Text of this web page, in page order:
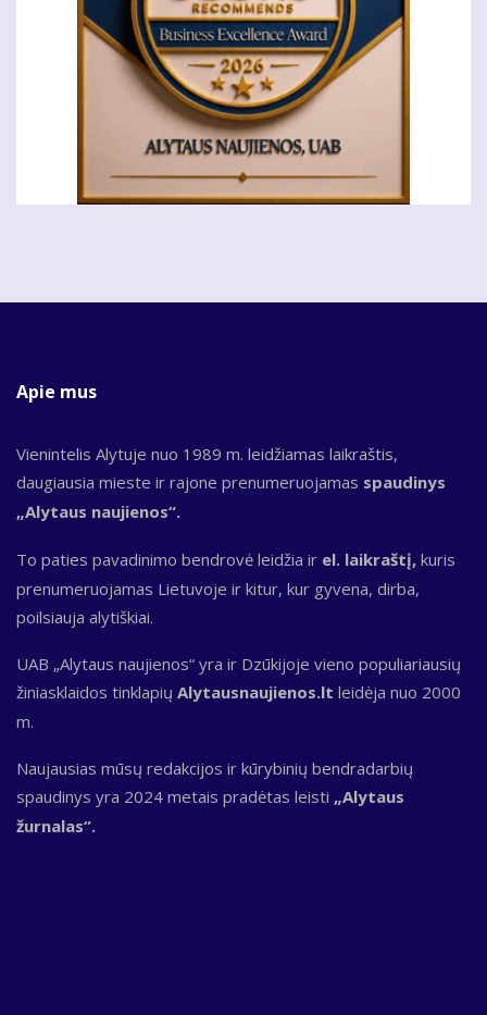
Apie mus
Vienintelis Alytuje nuo 1989 m. leidžiamas laikraštis,
daugiausia mieste ir rajone prenumeruojamas spaudinys
„Alytaus naujienos“.
To paties pavadinimo bendrovė leidžia ir el. laikraštį, kuris
prenumeruojamas Lietuvoje ir kitur, kur gyvena, dirba,
poilsiauja alytiškiai.
UAB „Alytaus naujienos“ yra ir Dzūkijoje vieno populiariausių
žiniasklaidos tinklapių Alytausnaujienos.lt leidėja nuo 2000
m.
Naujausias mūsų redakcijos ir kūrybinių bendradarbių
spaudinys yra 2024 metais pradėtas leisti „Alytaus
žurnalas“.